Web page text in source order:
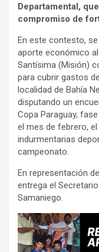
Departamental,
compromiso de
En este contesto,
aporte económico
Santísima (Misión)
para cubrir gastos
localidad de Bahía
disputando un
Copa Paraguay,
el mes de febrero,
indurmentarias
campeonato.
En representación
entrega el
Samaniego.